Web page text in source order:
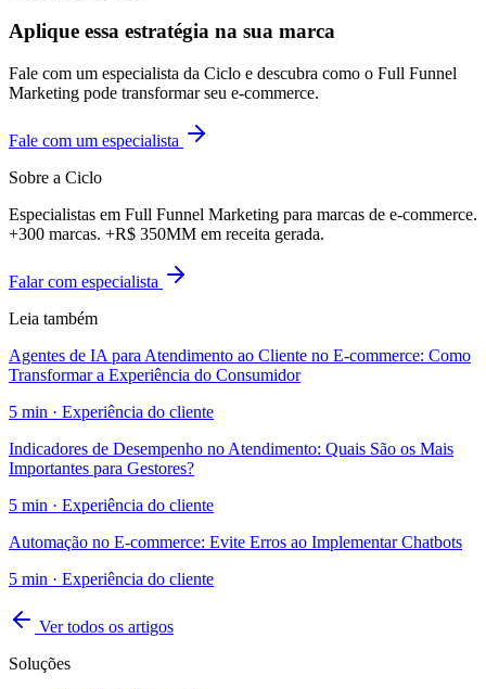
Aplique essa estratégia na sua marca
Fale com um especialista da Ciclo e descubra como o Full Funnel
Marketing pode transformar seu e-commerce.
Fale com um especialista
Sobre a Ciclo
Especialistas em Full Funnel Marketing para marcas de e-commerce.
+300 marcas. +R$ 350MM em receita gerada.
Falar com especialista
Leia também
Agentes de IA para Atendimento ao Cliente no E-commerce: Como
Transformar a Experiência do Consumidor
5 min · Experiência do cliente
Indicadores de Desempenho no Atendimento: Quais São os Mais
Importantes para Gestores?
5 min · Experiência do cliente
Automação no E-commerce: Evite Erros ao Implementar Chatbots
5 min · Experiência do cliente
Ver todos os artigos
Soluções